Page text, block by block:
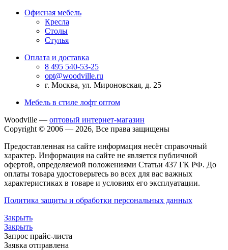
Офисная мебель
Кресла
Столы
Стулья
Оплата и доставка
8 495 540-53-25
opt@woodville.ru
г. Москва, ул. Мироновская, д. 25
Мебель в стиле лофт оптом
Woodville — оптовый интернет-магазин
Copyright © 2006 — 2026, Все права защищены
Предоставленная на сайте информация несёт справочный
характер. Информация на сайте не является публичной
офертой, определяемой положениями Статьи 437 ГК РФ. До
оплаты товара удостоверьтесь во всех для вас важных
характеристиках в товаре и условиях его эксплуатации.
Политика защиты и обработки персональных данных
Закрыть
Закрыть
Запрос прайс-листа
Заявка отправлена